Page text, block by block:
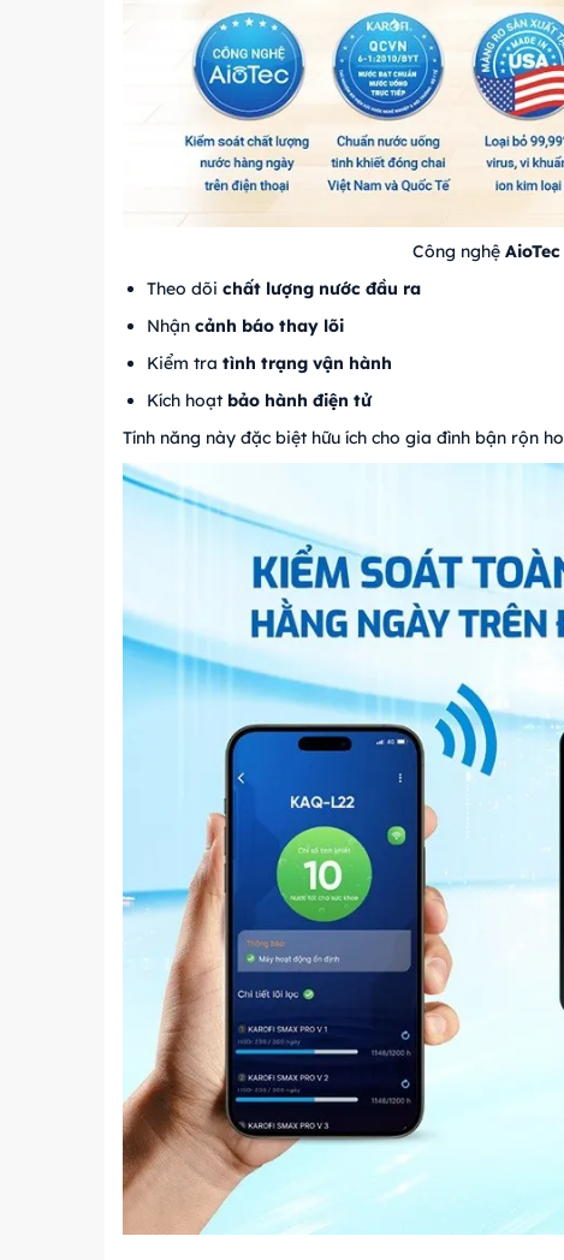
Công nghệ AioTec
Theo dõi chất lượng nước đầu ra
Nhận cảnh báo thay lõi
Kiểm tra tình trạng vận hành
Kích hoạt bảo hành điện tử
Tính năng này đặc biệt hữu ích cho gia đình bận rộn